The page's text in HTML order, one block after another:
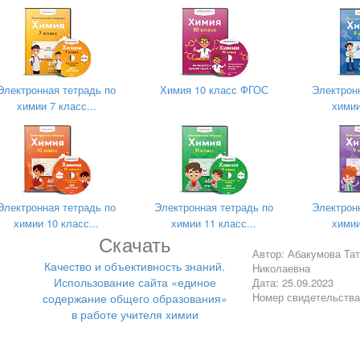
(далее – ГИА);
работы;
федерального, регионального и муниципального уровней.
процесса обучения на всех уровнях общего образования
оценивания, которое применяется при
ориентиры для организации учебного процесса по учебному
обучающимися, коррекции методических процедур для
критериев оценивания обеспечивает понимание учебных
деятельности. Родители получают объективные
отслеживать результаты в обучении ребенка и
содержание общего образования» в работе учителя
в себя подразделы, которые помогут учителям химии
тетрадь по
химии 7 класс...
Химия 10 класс ФГОС
тетрадь по
химии 10 класс...
Электронная тетрадь по
химии 11 класс...
Скачать
Качество и объективность знаний.
Использование сайта «единое
содержание общего образования»
в работе учителя химии
Автор: Абакумова
Николаевна
Дата: 25.09.2023
Номер